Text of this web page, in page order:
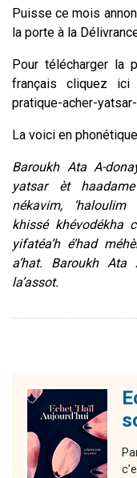
Puisse ce mois
la porte à la
Pour télécharger la
français cliquez
pratique-acher-
La voici en
Baroukh Ata A-
yatsar èt
nékavim, ‘haloulim
khissé khévodékha
yifatéa’h é’had
a’hat. Baroukh
la’assot.